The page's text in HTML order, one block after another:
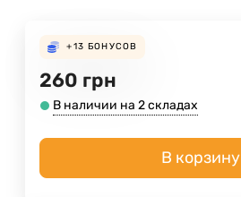
+13 БОНУСОВ
260 грн
В наличии на 2 складах
В корзину